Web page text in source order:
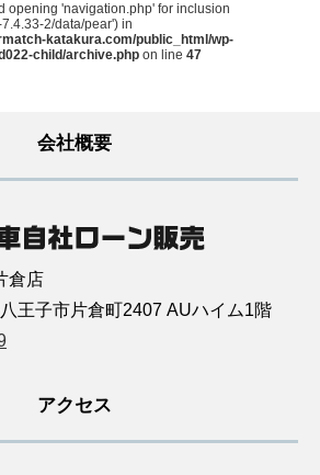
opening 'navigation.php' for inclusion
2/data/pear') in
katakura.com/public_html/wp-
child/archive.php on line 47
会社概要
倉店
王子市片倉町2407 AUハイム1階
アクセス